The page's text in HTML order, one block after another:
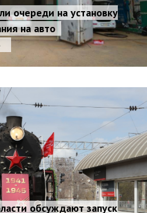
очереди на установку
на авто
обсуждают запуск